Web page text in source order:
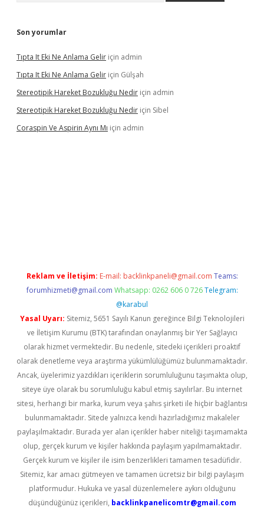
Son yorumlar
Tıpta It Eki Ne Anlama Gelir için admin
Tıpta It Eki Ne Anlama Gelir için Gülşah
Stereotipik Hareket Bozukluğu Nedir için admin
Stereotipik Hareket Bozukluğu Nedir için Sibel
Coraspin Ve Aspirin Aynı Mı için admin
Reklam ve İletişim: E-mail: backlinkpaneli@gmail.com Teams:
forumhizmeti@gmail.com Whatsapp: 0262 606 0 726 Telegram:
@karabul
Yasal Uyarı: Sitemiz, 5651 Sayılı Kanun gereğince Bilgi Teknolojileri
ve İletişim Kurumu (BTK) tarafından onaylanmış bir Yer Sağlayıcı
olarak hizmet vermektedir. Bu nedenle, sitedeki içerikleri proaktif
olarak denetleme veya araştırma yükümlülüğümüz bulunmamaktadır.
Ancak, üyelerimiz yazdıkları içeriklerin sorumluluğunu taşımakta olup,
siteye üye olarak bu sorumluluğu kabul etmiş sayılırlar. Bu internet
sitesi, herhangi bir marka, kurum veya şahıs şirketi ile hiçbir bağlantısı
bulunmamaktadır. Sitede yalnızca kendi hazırladığımız makaleler
paylaşılmaktadır. Burada yer alan içerikler haber niteliği taşımamakta
olup, gerçek kurum ve kişiler hakkında paylaşım yapılmamaktadır.
Gerçek kurum ve kişiler ile isim benzerlikleri tamamen tesadüfidir.
Sitemiz, kar amacı gütmeyen ve tamamen ücretsiz bir bilgi paylaşım
platformudur. Hukuka ve yasal düzenlemelere aykırı olduğunu
düşündüğünüz içerikleri, backlinkpanelicomtr@gmail.com